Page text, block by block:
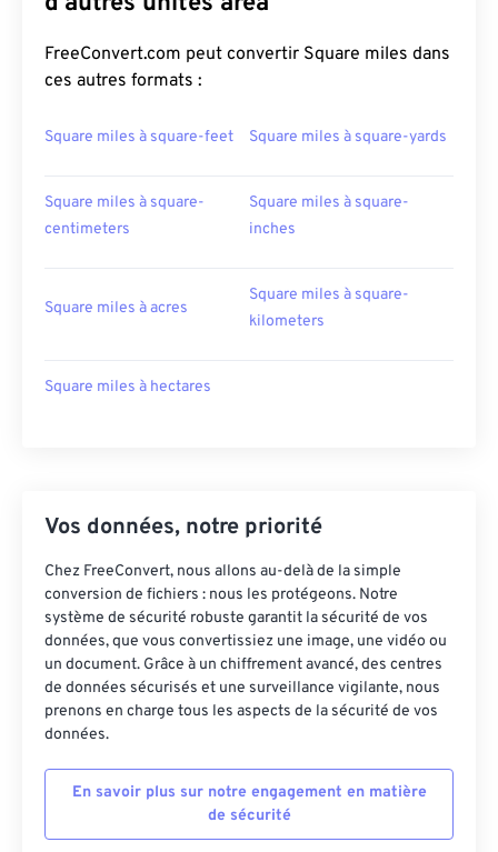
FreeConvert.com peut convertir Square miles dans
ces autres formats :
Square miles à square-feet Square miles à square-yards
Square miles à square-
centimeters
Square miles à square-
inches
Square miles à acres
Square miles à square-
kilometers
Square miles à hectares
Vos données, notre priorité
Chez FreeConvert, nous allons au-delà de la simple
conversion de fichiers : nous les protégeons. Notre
système de sécurité robuste garantit la sécurité de vos
données, que vous convertissiez une image, une vidéo ou
un document. Grâce à un chiffrement avancé, des centres
de données sécurisés et une surveillance vigilante, nous
prenons en charge tous les aspects de la sécurité de vos
données.
En savoir plus sur notre engagement en matière
de sécurité